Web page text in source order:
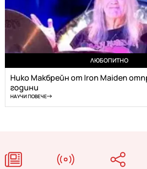
ЛЮБОПИТНО
Нико Макбрейн от Iron Maiden
години
НАУЧИ ПОВЕЧЕ